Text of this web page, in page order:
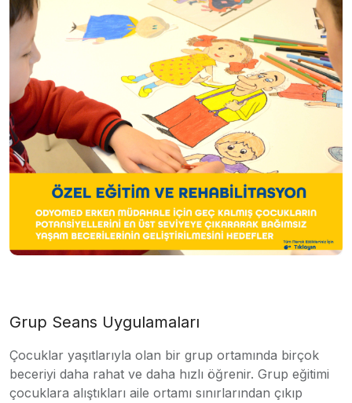
Grup Seans Uygulamaları
Çocuklar yaşıtlarıyla olan bir grup ortamında birçok
beceriyi daha rahat ve daha hızlı öğrenir. Grup eğitimi
çocuklara alıştıkları aile ortamı sınırlarından çıkıp